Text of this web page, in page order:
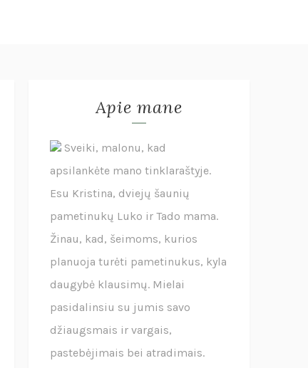
Apie mane
Sveiki, malonu, kad
apsilankėte mano tinklaraštyje.
Esu Kristina, dviejų šaunių
pametinukų Luko ir Tado mama.
Žinau, kad, šeimoms, kurios
planuoja turėti pametinukus, kyla
daugybė klausimų. Mielai
pasidalinsiu su jumis savo
džiaugsmais ir vargais,
pastebėjimais bei atradimais.